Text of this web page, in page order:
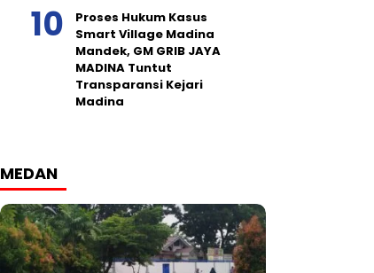
Proses Hukum Kasus
Smart Village Madina
Mandek, GM GRIB JAYA
MADINA Tuntut
Transparansi Kejari
Madina
MEDAN